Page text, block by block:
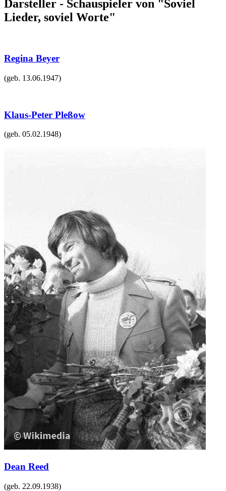
Darsteller - Schauspieler von "Soviel
Lieder, soviel Worte"
Regina Beyer
(geb. 13.06.1947)
Klaus-Peter Pleßow
(geb. 05.02.1948)
Dean Reed
(geb. 22.09.1938)